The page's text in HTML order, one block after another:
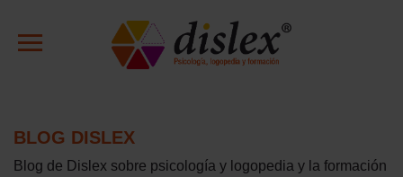
BLOG DISLEX
Blog de Dislex sobre psicología y logopedia y la formación